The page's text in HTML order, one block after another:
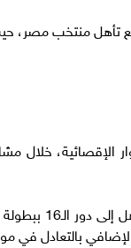
تأهل منتخب مصر،
خلال
وحقق منتخب